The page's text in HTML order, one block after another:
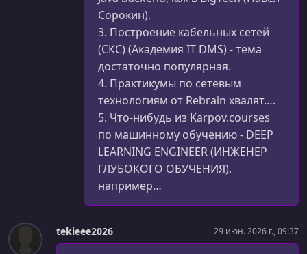
Сорокин).
3. Построение кабельных сетей
(СКС) (Академия IT DMS) - тема
достаточно популярная.
4. Практикумы по сетевым
технологиям от Rebrain хвалят….
5. Что-нибудь из Karpov.courses
по машинному обучению - DEEP
LEARNING ENGINEER (ИНЖЕНЕР
ГЛУБОКОГО ОБУЧЕНИЯ),
например…
tekieee2026 29 июн. 2026 г., 09:37